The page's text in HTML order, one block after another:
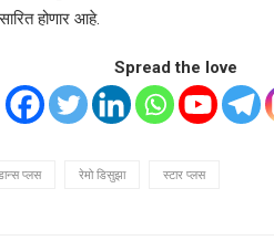
होणार आहे.
Spread the love
प्लस रेमो डिसुझा स्टार प्लस